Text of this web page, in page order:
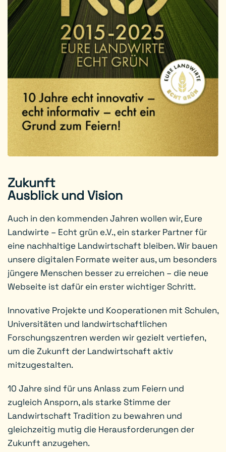
Zukunft
Ausblick und Vision
Auch in den kommenden Jahren wollen wir, Eure
Landwirte – Echt grün e.V., ein starker Partner für
eine nachhaltige Landwirtschaft bleiben. Wir bauen
unsere digitalen Formate weiter aus, um besonders
jüngere Menschen besser zu erreichen – die neue
Webseite ist dafür ein erster wichtiger Schritt.
Innovative Projekte und Kooperationen mit Schulen,
Universitäten und landwirtschaftlichen
Forschungszentren werden wir gezielt vertiefen,
um die Zukunft der Landwirtschaft aktiv
mitzugestalten.
10 Jahre sind für uns Anlass zum Feiern und
zugleich Ansporn, als starke Stimme der
Landwirtschaft Tradition zu bewahren und
gleichzeitig mutig die Herausforderungen der
Zukunft anzugehen.